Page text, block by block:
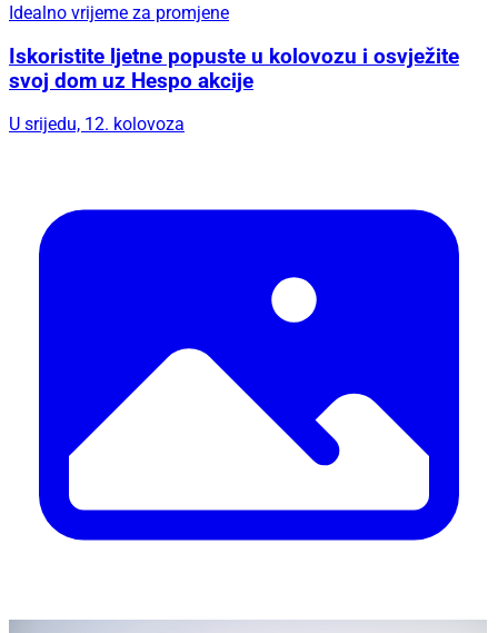
Idealno vrijeme za promjene
Iskoristite ljetne popuste u kolovozu i osvježite
svoj dom uz Hespo akcije
U srijedu, 12. kolovoza